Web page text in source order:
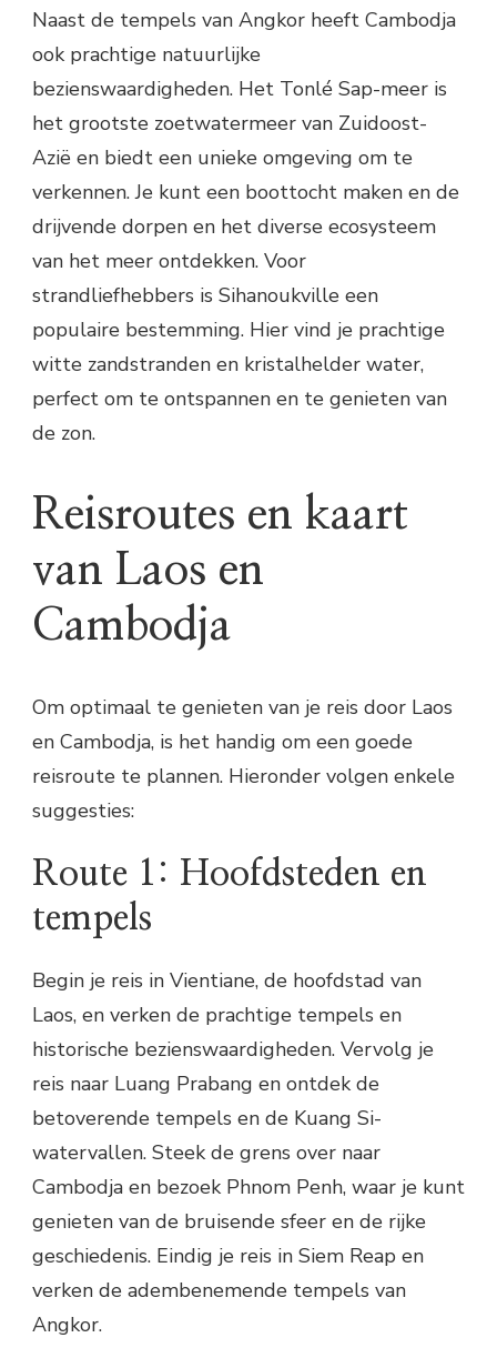
Naast de tempels van Angkor heeft Cambodja
ook prachtige natuurlijke
bezienswaardigheden. Het Tonlé Sap-meer is
het grootste zoetwatermeer van Zuidoost-
Azië en biedt een unieke omgeving om te
verkennen. Je kunt een boottocht maken en de
drijvende dorpen en het diverse ecosysteem
van het meer ontdekken. Voor
strandliefhebbers is Sihanoukville een
populaire bestemming. Hier vind je prachtige
witte zandstranden en kristalhelder water,
perfect om te ontspannen en te genieten van
de zon.
Reisroutes en kaart
van Laos en
Cambodja
Om optimaal te genieten van je reis door Laos
en Cambodja, is het handig om een goede
reisroute te plannen. Hieronder volgen enkele
suggesties:
Route 1: Hoofdsteden en
tempels
Begin je reis in Vientiane, de hoofdstad van
Laos, en verken de prachtige tempels en
historische bezienswaardigheden. Vervolg je
reis naar Luang Prabang en ontdek de
betoverende tempels en de Kuang Si-
watervallen. Steek de grens over naar
Cambodja en bezoek Phnom Penh, waar je kunt
genieten van de bruisende sfeer en de rijke
geschiedenis. Eindig je reis in Siem Reap en
verken de adembenemende tempels van
Angkor.